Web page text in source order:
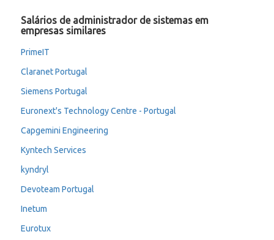
Salários de administrador de sistemas em
empresas similares
PrimeIT
Claranet Portugal
Siemens Portugal
Euronext's Technology Centre - Portugal
Capgemini Engineering
Kyntech Services
kyndryl
Devoteam Portugal
Inetum
Eurotux